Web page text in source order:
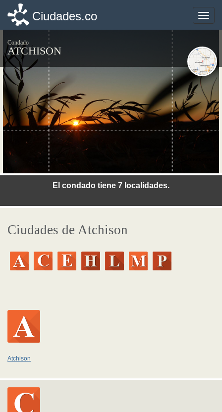
Toggle
Ciudades.co
Condado
ATCHISON
El condado tiene 7 localidades.
Ciudades de Atchison
Atchison
Toggle
Ciudades.co